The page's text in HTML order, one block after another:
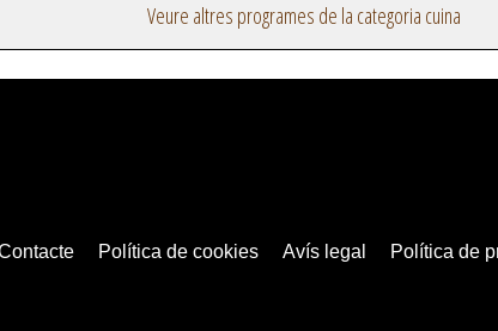
Veure altres programes de la categoria cuina
Política de cookies Avís legal Política de